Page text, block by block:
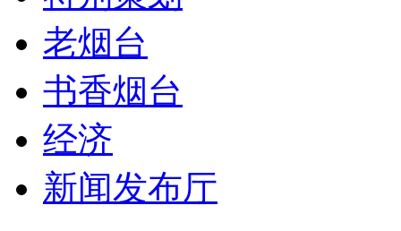
老烟台
书香烟台
经济
新闻发布厅